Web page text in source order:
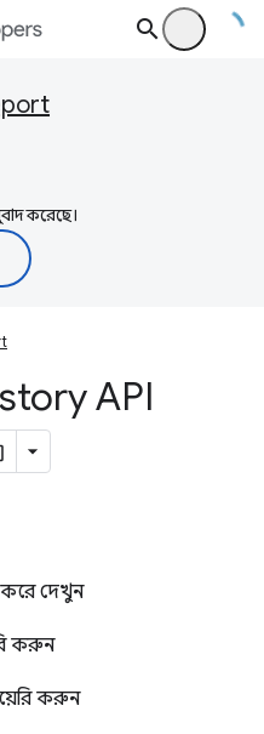
করেছে।
API
দেখুন
করুন
করুন